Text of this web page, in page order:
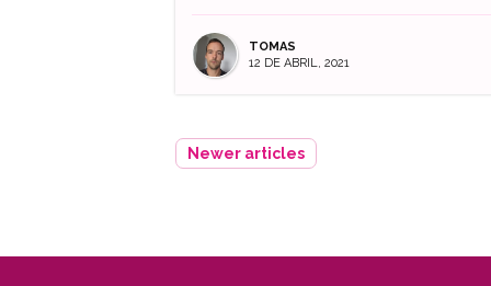
TOMAS
12 DE ABRIL, 2021
Newer articles